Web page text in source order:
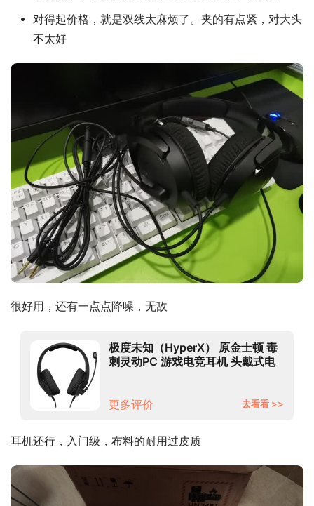
对得起价格，就是双线太麻烦了。夹的有点紧，对大头
不太好
很好用，还有一点点降噪，无敌
极度未知（HyperX） 原金士顿 毒
刺灵动PC 游戏电竞耳机 头戴式电
更多评价 去看看 >>
耳机还行，入门级，布料的耐用过皮质